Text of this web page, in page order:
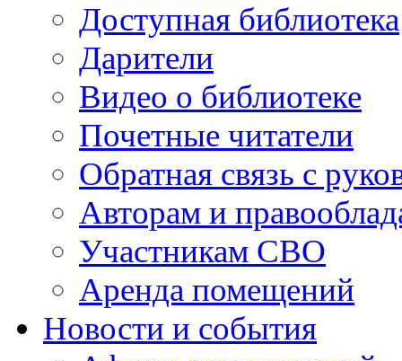
Доступная библиотека
Дарители
Видео о библиотеке
Почетные читатели
Обратная связь с
Авторам и
Участникам СВО
Аренда помещений
Новости и события